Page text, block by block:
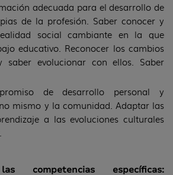
adecuada para el desarrollo de
de la profesión. Saber conocer y
social cambiante en la que
educativo. Reconocer los cambios
evolucionar con ellos. Saber
de desarrollo personal y
mismo y la comunidad. Adaptar las
a las evoluciones culturales
competencias específicas: